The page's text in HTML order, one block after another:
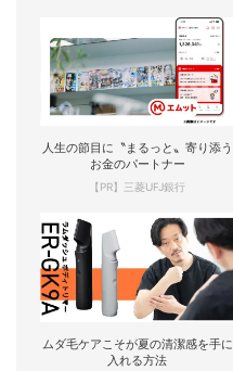
人生の節目に〝まるっと〟寄り添う
お金のパートナー
【PR】三菱UFJ銀行
ムダ毛ケアこそが夏の清潔感を手に
入れる方法